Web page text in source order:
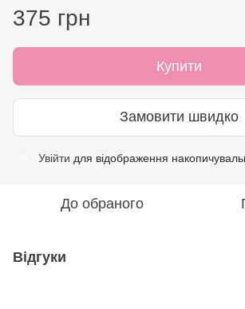
375 грн
Купити
Замовити швидко
Увійти для відображення
До обраного
Відгуки